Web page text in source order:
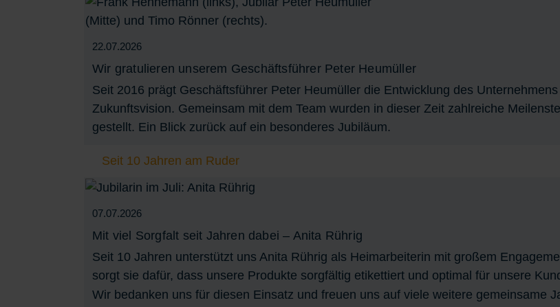
22.07.2026
Wir gratulieren unserem Geschäftsführer Peter Heumüller
Seit 2016 prägt Geschäftsführer Peter Heumüller die Entwicklung des
Zukunftsvision. Gemeinsam mit dem Team wurden in dieser Zeit zahlreiche
gestellt. Ein Blick zurück auf ein besonderes Jubiläum.
Seit 10 Jahren am Ruder
07.07.2026
Mit viel Sorgfalt seit Jahren dabei – Anita Rührig
Seit 10 Jahren unterstützt uns Anita Rührig als Heimarbeiterin mit großem
sorgt sie dafür, dass unsere Produkte sorgfältig etikettiert und optimal für unsere
Wir bedanken uns für diesen Einsatz und freuen uns auf viele weitere gemeinsame